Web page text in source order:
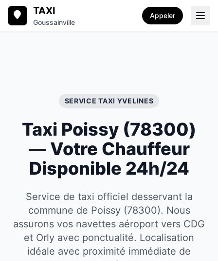
TAXI
Goussainville
Appeler
SERVICE TAXI YVELINES
Taxi Poissy (78300)
— Votre Chauffeur
Disponible 24h/24
Service de taxi officiel desservant la
commune de Poissy (78300). Nous
assurons vos navettes aéroport vers CDG
et Orly avec ponctualité. Localisation
idéale avec proximité immédiate de